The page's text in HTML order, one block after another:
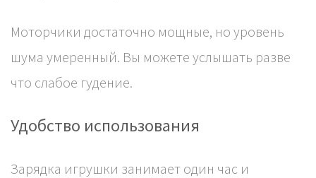
Моторчики достаточно мощные, но уровень
шума умеренный. Вы можете услышать разве
что слабое гудение.
Удобство использования
Зарядка игрушки занимает один час и